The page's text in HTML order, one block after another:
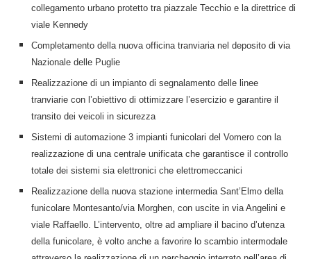
collegamento urbano protetto tra piazzale Tecchio e la direttrice di
viale Kennedy
Completamento della nuova officina tranviaria nel deposito di via
Nazionale delle Puglie
Realizzazione di un impianto di segnalamento delle linee
tranviarie con l’obiettivo di ottimizzare l’esercizio e garantire il
transito dei veicoli in sicurezza
Sistemi di automazione 3 impianti funicolari del Vomero con la
realizzazione di una centrale unificata che garantisce il controllo
totale dei sistemi sia elettronici che elettromeccanici
Realizzazione della nuova stazione intermedia Sant’Elmo della
funicolare Montesanto/via Morghen, con uscite in via Angelini e
viale Raffaello. L’intervento, oltre ad ampliare il bacino d’utenza
della funicolare, è volto anche a favorire lo scambio intermodale